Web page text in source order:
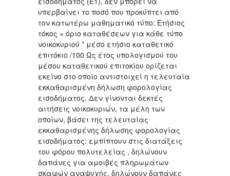
υπερβαίνει το ποσό που προκύπτει από
τον κατωτέρω μαθηματικό τύπο: Ετήσιος
τόκος = όριο καταθέσεων για κάθε τύπο
νοικοκυριού * μέσο ετήσιο καταθετικό
επιτόκιο /100 Ως έτος υπολογισμού του
μέσου καταθετικού επιτοκίου ορίζεται
εκείνο στο οποίο αντιστοιχεί η τελευταία
εκκαθαρισμένη δήλωση φορολογίας
εισοδήματος. Δεν γίνονται δεκτές
αιτήσεις νοικοκυριών, τα μέλη των
οποίων, βάσει της τελευταίας
εκκαθαρισμένης δήλωσης φορολογίας
εισοδήματος: εμπίπτουν στις διατάξεις
του φόρου πολυτελείας , δηλώνουν
δαπάνες για αμοιβές πληρωμάτων
σκαφών αναψυχής, δηλώνουν δαπάνες